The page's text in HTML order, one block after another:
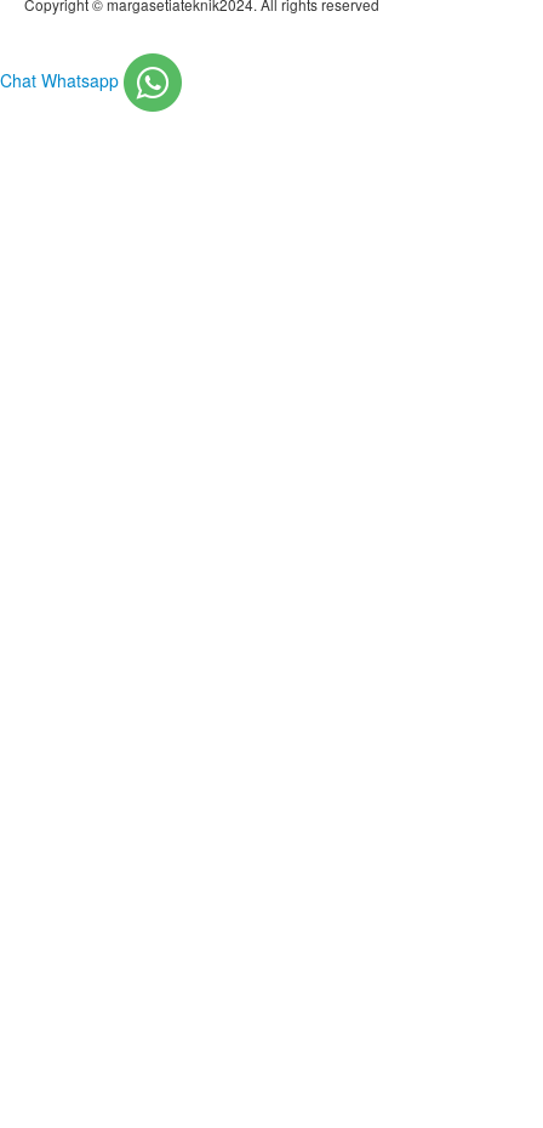
Copyright © margasetiateknik2024. All rights reserved
Chat Whatsapp